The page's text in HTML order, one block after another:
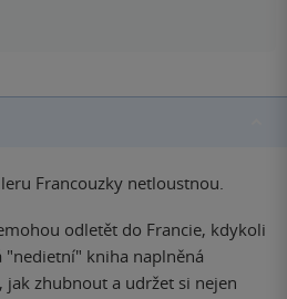
Francouzky netloustnou.
odletět do Francie, kdykoli
"nedietní" kniha naplněná
zhubnout a udržet si nejen